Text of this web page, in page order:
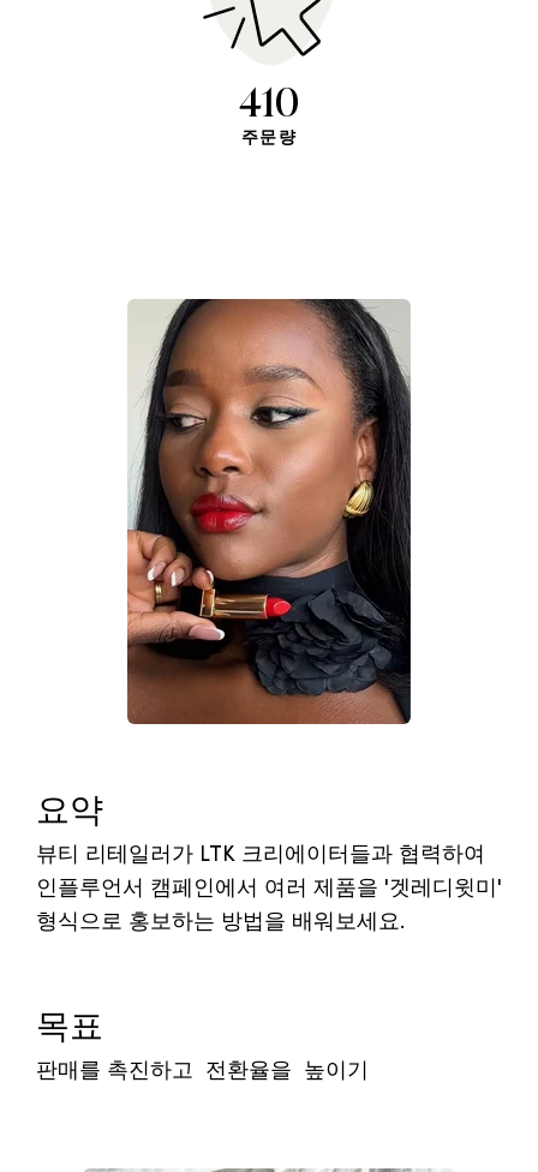
410
주문량
요약
뷰티 리테일러가 LTK 크리에이터들과 협력하여
인플루언서 캠페인에서 여러 제품을 '겟레디윗미'
형식으로 홍보하는 방법을 배워보세요.
목표
판매를 촉진하고 전환율을 높이기